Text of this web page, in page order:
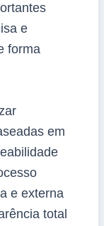
e
forma
em
e externa
total